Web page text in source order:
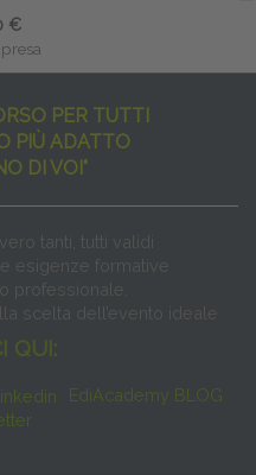
€
PER TUTTI
PIÙ ADATTO
DI VOI"
tanti, tutti validi
esigenze formative
professionale.
scelta dell’evento ideale
QUI:
EdiAcademy BLOG